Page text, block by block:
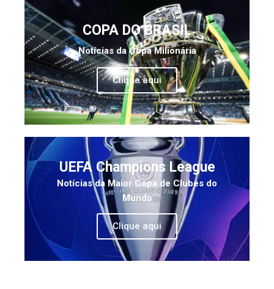
COPA DO BRASIL
Notícias da Copa Milionária
Clique aqui
UEFA Champions League
Notícias da Maior Copa de Clubes do
Mundo
Clique aqui